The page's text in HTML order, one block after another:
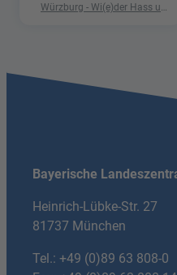
Würzburg - Wi(e)der Hass und
Bayerische
Heinrich-Lübke-Str. 27
81737 München
Tel.: +49 (0)89 63 808-0